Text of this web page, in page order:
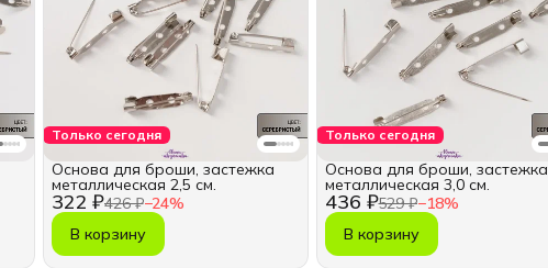
Только сегодня
322 ₽426 ₽−24%
Основа для броши, застежка
металлическая 2,5 см.
В корзину
Только сегодня
436 ₽529 ₽−18%
Основа для броши, застежка
металлическая 3,0 см.
В корзину